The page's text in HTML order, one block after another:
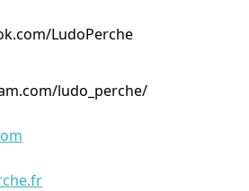
LudoPerche
ludo_perche/